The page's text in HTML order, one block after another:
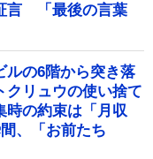
言 「最後の言葉
ルの6階から突き落
リュウの使い捨て
の約束は「月収
、「お前たち